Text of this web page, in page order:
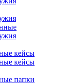
кейсы
кейсы
папки